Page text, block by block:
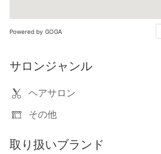
Powered by GOGA
サロンジャンル
ヘアサロン
その他
取り扱いブランド